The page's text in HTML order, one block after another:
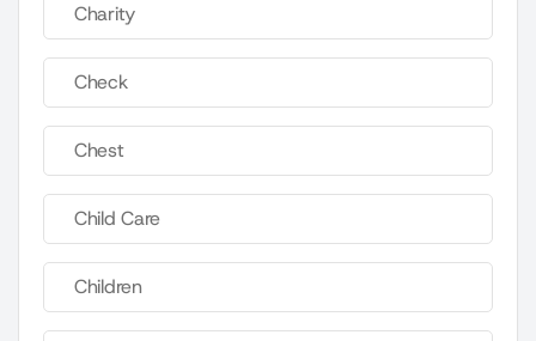
Charity
Check
Chest
Child Care
Children